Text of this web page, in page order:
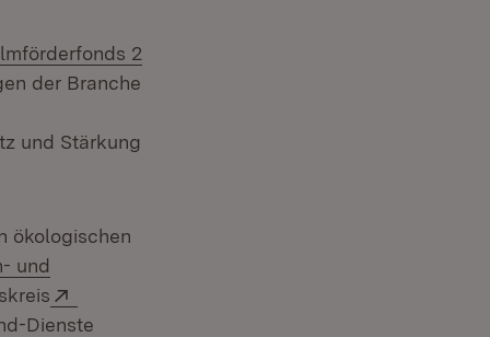
2
der Branche
und Stärkung
ökologischen
und
Dienste